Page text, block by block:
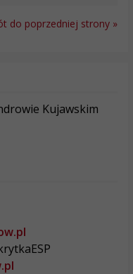
do poprzedniej strony »
Kujawskim